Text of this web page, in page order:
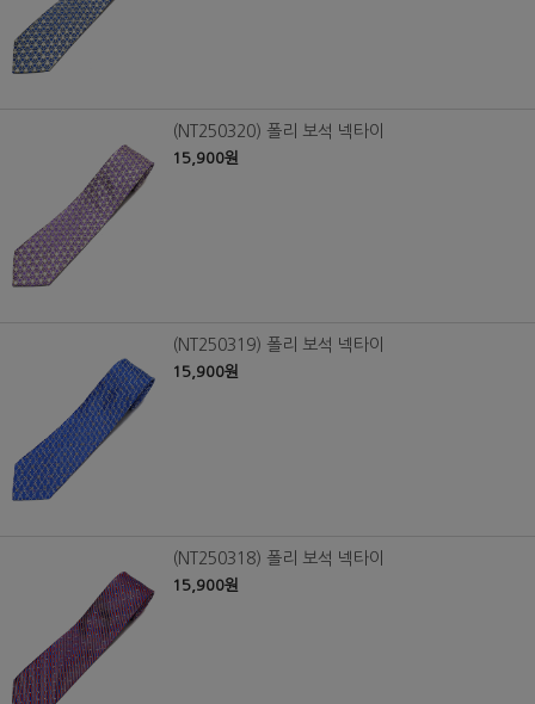
(NT250320) 폴리 보석 넥타이
15,900원
(NT250319) 폴리 보석 넥타이
15,900원
(NT250318) 폴리 보석 넥타이
15,900원